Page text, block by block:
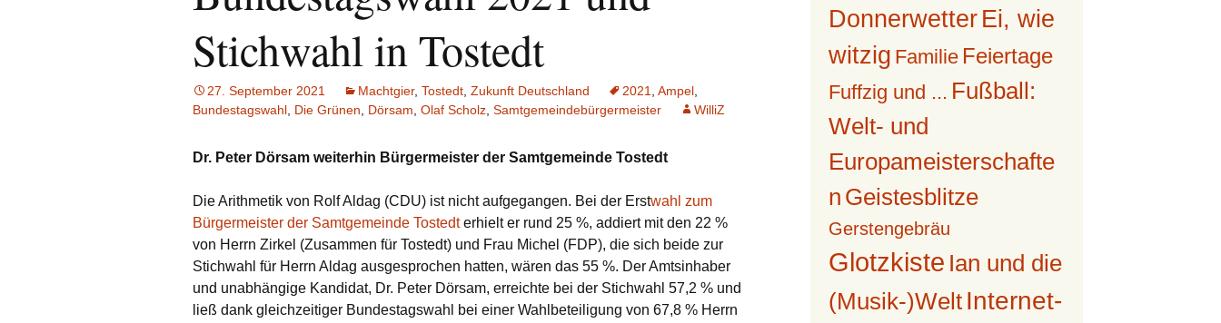
Stichwahl in Tostedt
27. September 2021 Machtgier, Tostedt Zukunft Deutschland 2021 Ampel
Bundestagswahl Die Grünen Dörsam Olaf Scholz Samtgemeindebürgermeister WilliZ
Dr. Peter Dörsam weiterhin Bürgermeister der Samtgemeinde Tostedt
Die Arithmetik von Rolf Aldag (CDU) ist nicht aufgegangen. Bei der Erstwahl zum
Bürgermeister der Samtgemeinde Tostedterhielt er rund 25 %, addiert mit den 22 %
von Herrn Zirkel (Zusammen für Tostedt) und Frau Michel (FDP), die sich beide zur
Stichwahl für Herrn Aldag ausgesprochen hatten, wären das 55 %. Der Amtsinhaber
und unabhängige Kandidat, Dr. Peter Dörsam, erreichte bei der Stichwahl 57,2 % und
ließ dank gleichzeitiger Bundestagswahl bei einer Wahlbeteiligung von 67,8 % Herrn
Donnerwetter Ei, wie
witzig Familie Feiertage
Fuffzig und ... Fußball:
Welt- und
Europameisterschafte
n Geistesblitze
Gerstengebräu
Glotzkiste Ian und die
(Musik-)Welt Internet-